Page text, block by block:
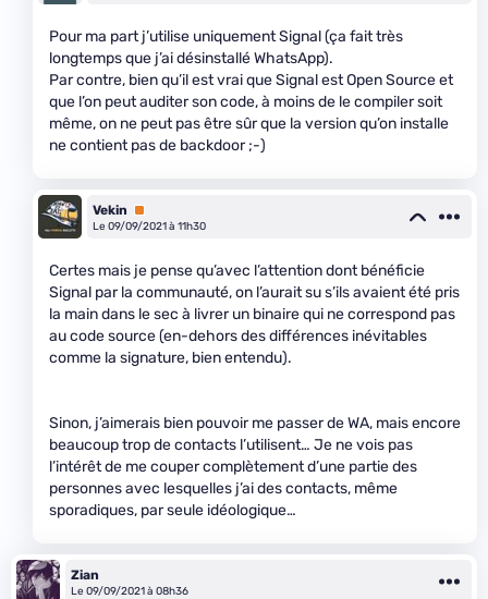
Pour ma part j’utilise uniquement Signal (ça fait très
longtemps que j’ai désinstallé WhatsApp).
Par contre, bien qu’il est vrai que Signal est Open Source et
que l’on peut auditer son code, à moins de le compiler soit
même, on ne peut pas être sûr que la version qu’on installe
ne contient pas de backdoor ;-)
Vekin
Premium
Le 09/09/2021 à 11h30
Certes mais je pense qu’avec l’attention dont bénéficie
Signal par la communauté, on l’aurait su s’ils avaient été pris
la main dans le sec à livrer un binaire qui ne correspond pas
au code source (en-dehors des différences inévitables
comme la signature, bien entendu).
Sinon, j’aimerais bien pouvoir me passer de WA, mais encore
beaucoup trop de contacts l’utilisent… Je ne vois pas
l’intérêt de me couper complètement d’une partie des
personnes avec lesquelles j’ai des contacts, même
sporadiques, par seule idéologique…
Zian
Le 09/09/2021 à 08h36